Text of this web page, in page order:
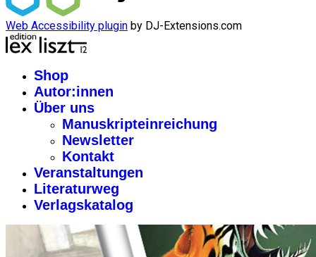
Web Accessibility plugin by DJ-Extensions.com
Shop
Autor:innen
Über uns
Manuskripteinreichung
Newsletter
Kontakt
Veranstaltungen
Literaturweg
Verlagskatalog